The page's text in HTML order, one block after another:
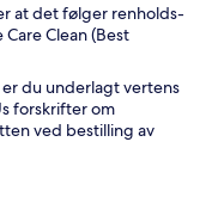
at det følger renholds-
Clean (Best
du underlagt vertens
forskrifter om
ved bestilling av